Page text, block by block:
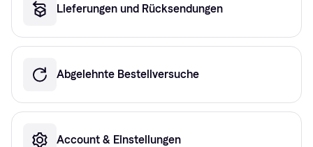
Lieferungen und Rücksendungen
Abgelehnte Bestellversuche
Account & Einstellungen